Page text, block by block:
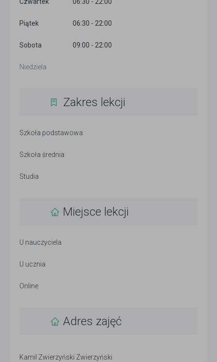
Czwartek 06:30 - 22:00
Piątek 06:30 - 22:00
Sobota 09:00 - 22:00
Niedziela
Zakres lekcji
Szkoła podstawowa
Szkoła średnia
Studia
Miejsce lekcji
U nauczyciela
U ucznia
Online
Adres zajęć
Kamil Zwierzyński Zwierzyński